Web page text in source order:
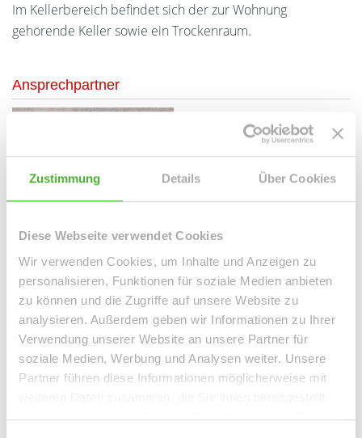
Zustimmung Details Über Cookies
Diese Webseite verwendet Cookies
Wir verwenden Cookies, um Inhalte und Anzeigen zu
personalisieren, Funktionen für soziale Medien anbieten
zu können und die Zugriffe auf unsere Website zu
analysieren. Außerdem geben wir Informationen zu Ihrer
Verwendung unserer Website an unsere Partner für
soziale Medien, Werbung und Analysen weiter. Unsere
Partner führen diese Informationen möglicherweise mit
haben oder die sie im Rahmen Ihrer Nutzung der Dienste
Im Kellerbereich befindet sich der zur Wohnung
gehörende Keller sowie ein Trockenraum.
Ansprechpartner
Frau Peggy Günther
Telefon: 004934298549070
Telefax: 004934298549075
Mobil: 004915254250755
info@le-apis-immobilien.de